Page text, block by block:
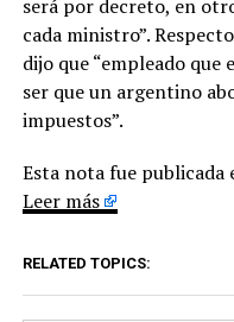
será por decreto, en
cada ministro”.
dijo que “empleado que
ser que un argentino
impuestos”.
Esta nota fue
Leer más
RELATED TOPICS: